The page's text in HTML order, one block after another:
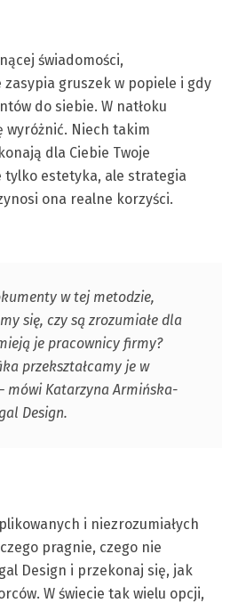
świadomości,
gruszek w popiele i gdy
do siebie. W natłoku
Niech takim
dla Ciebie Twoje
tylko estetyka, ale strategia
ona realne korzyści.
w tej metodzie,
się, czy są zrozumiałe dla
je pracownicy firmy?
przekształcamy je w
mówi Katarzyna Armińska-
Design.
i niezrozumiałych
pragnie, czego nie
Design i przekonaj się, jak
W świecie tak wielu opcji,